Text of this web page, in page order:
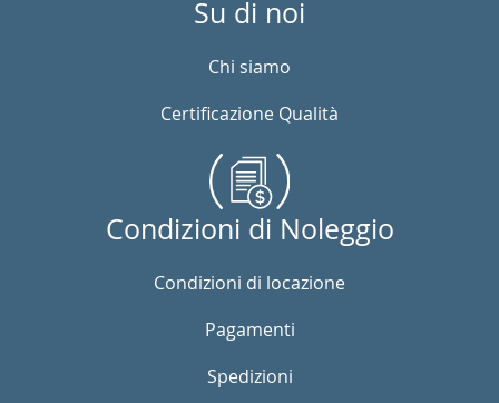
Su di noi
Chi siamo
Certificazione Qualità
Condizioni di Noleggio
Condizioni di locazione
Pagamenti
Spedizioni